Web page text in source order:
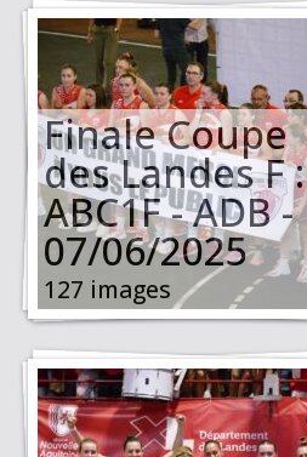
Finale Coupe
des Landes F :
ABC1F - ADB -
07/06/2025
127 images